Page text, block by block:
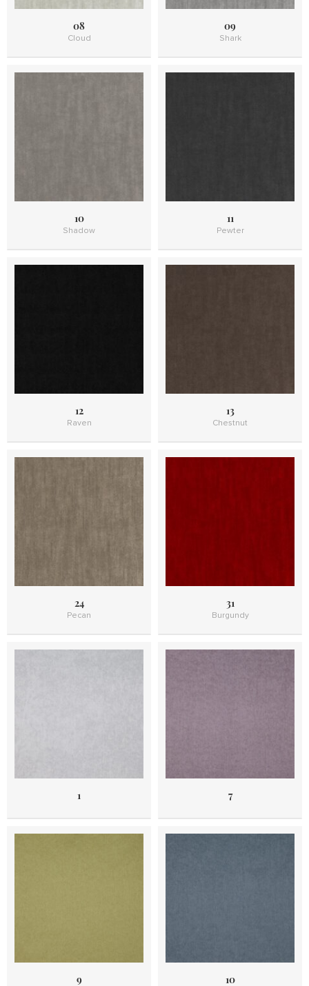
08
Cloud
09
Shark
10
Shadow
11
Pewter
12
Raven
13
Chestnut
24
Pecan
31
Burgundy
1 7
9 10